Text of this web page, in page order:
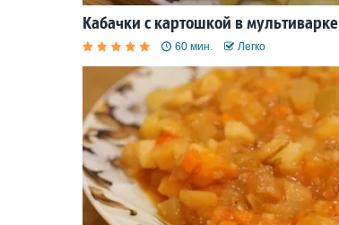
Кабачки с картошкой в мультиварке
60 мин. Легко